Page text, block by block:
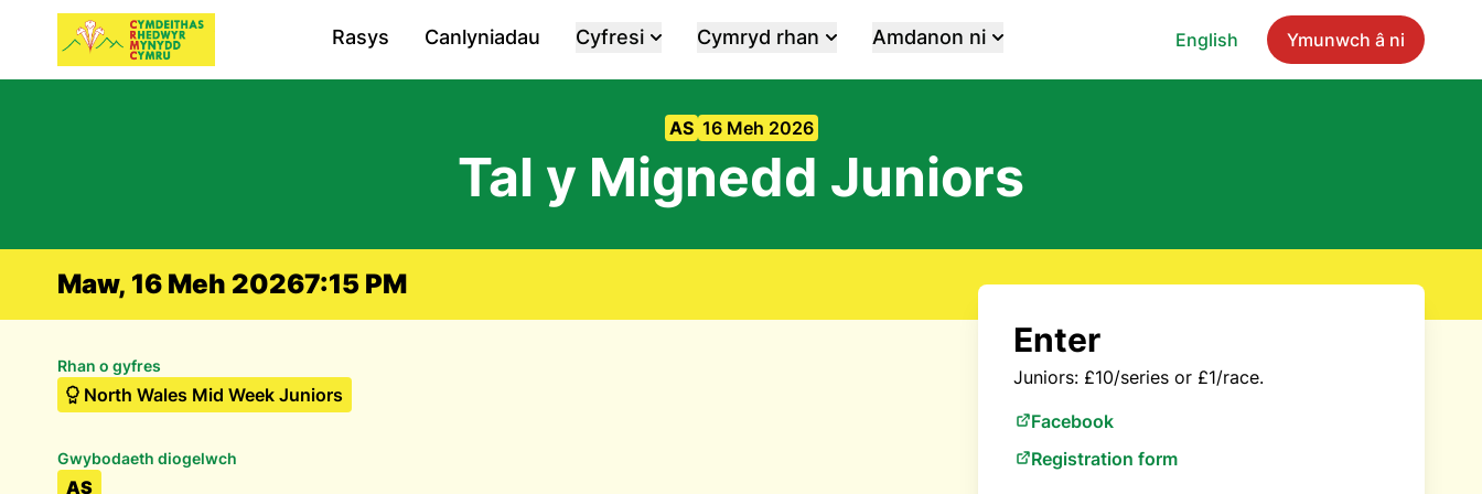
English Ymunwch â ni
Rasys Canlyniadau Cyfresi Cymryd rhan Amdanon ni
AS 16 Meh 2026
Tal y Mignedd Juniors
Maw, 16 Meh 20267:15 PM
Rhan o gyfres
North Wales Mid Week Juniors
Gwybodaeth diogelwch
AS
Enter
Juniors: £10/series or £1/race.
Facebook
Registration form